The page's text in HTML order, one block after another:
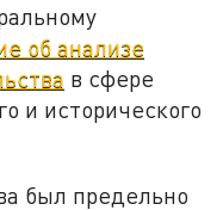
об анализе
в сфере
и исторического
был предельно